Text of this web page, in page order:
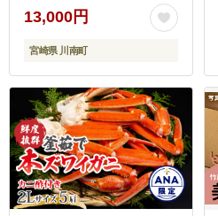
13,000円
宮崎県 川南町